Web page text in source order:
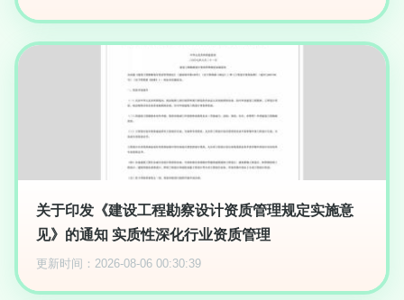
关于印发《建设工程勘察设计资质管理规定实施意
见》的通知 实质性深化行业资质管理
更新时间：2026-08-06 00:30:39